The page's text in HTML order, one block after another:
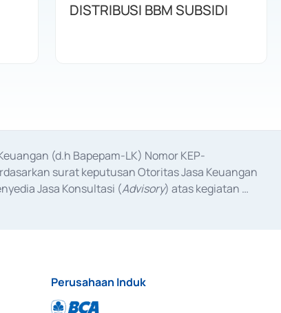
DISTRIBUSI BBM SUBSIDI
(d.h Bapepam-LK) Nomor KEP-
surat keputusan Otoritas Jasa Keuangan
Jasa Konsultasi (Advisory) atas kegiatan
Perusahaan Induk